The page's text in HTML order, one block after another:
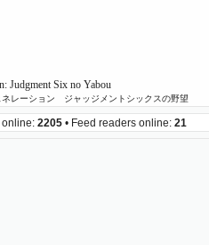
Judgment Six no Yabou
ネレーション ジャッジメントシックスの野望
online: 2205 • Feed readers online: 21